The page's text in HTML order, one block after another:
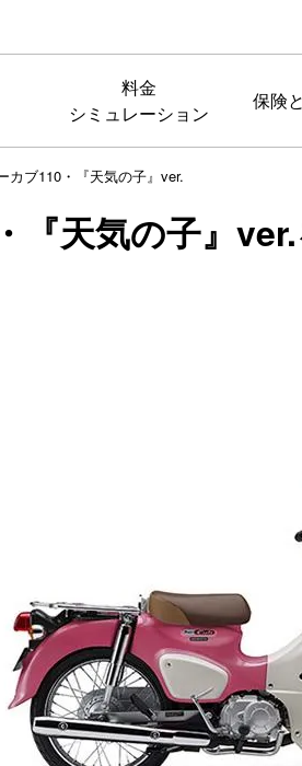
料金
シミュレーション
保険
カブ110・『天気の子』ver.
『天気の子』